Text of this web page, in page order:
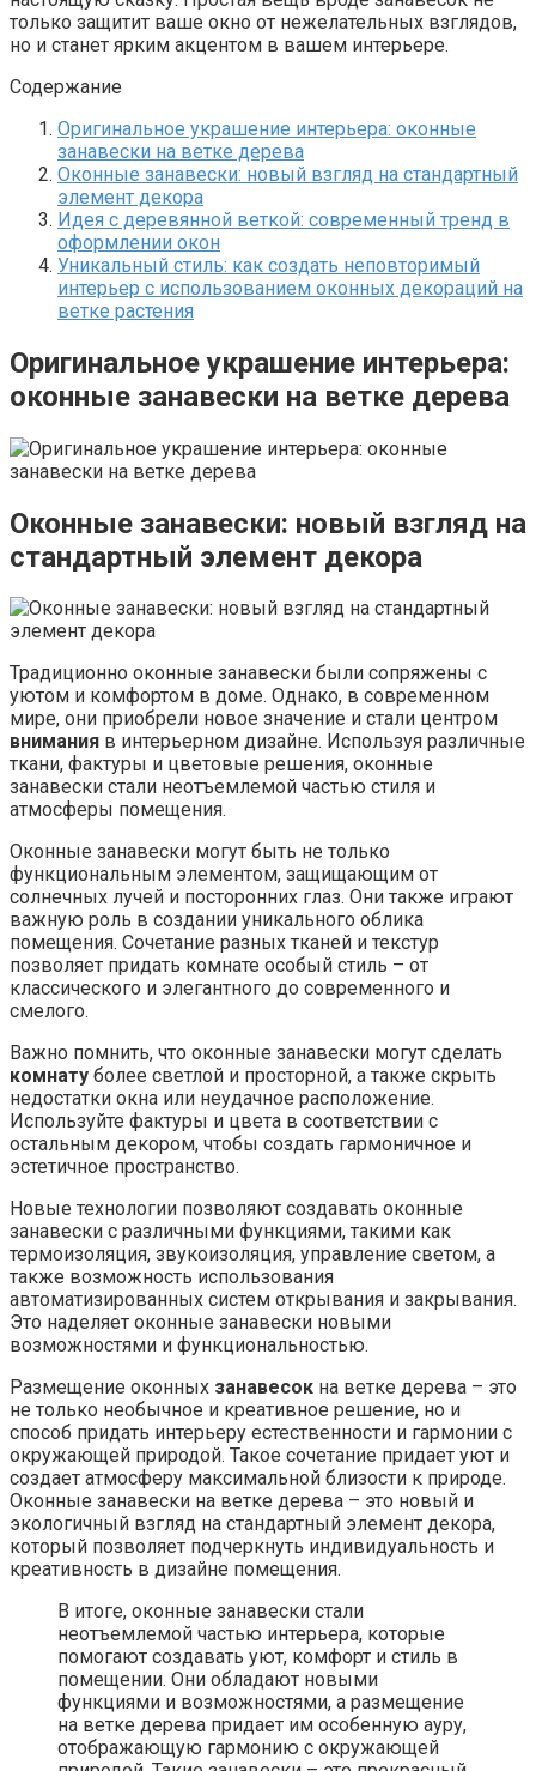
только защитит ваше окно от нежелательных взглядов,
но и станет ярким акцентом в вашем интерьере.
Содержание
Оригинальное украшение интерьера: оконные
занавески на ветке дерева
Оконные занавески: новый взгляд на стандартный
элемент декора
Идея с деревянной веткой: современный тренд в
оформлении окон
Уникальный стиль: как создать неповторимый
интерьер с использованием оконных декораций на
ветке растения
Оригинальное украшение интерьера:
оконные занавески на ветке дерева
Оконные занавески: новый взгляд на
стандартный элемент декора
Традиционно оконные занавески были сопряжены с
уютом и комфортом в доме. Однако, в современном
мире, они приобрели новое значение и стали центром
внимания в интерьерном дизайне. Используя различные
ткани, фактуры и цветовые решения, оконные
занавески стали неотъемлемой частью стиля и
атмосферы помещения.
Оконные занавески могут быть не только
функциональным элементом, защищающим от
солнечных лучей и посторонних глаз. Они также играют
важную роль в создании уникального облика
помещения. Сочетание разных тканей и текстур
позволяет придать комнате особый стиль – от
классического и элегантного до современного и
смелого.
Важно помнить, что оконные занавески могут сделать
комнату более светлой и просторной, а также скрыть
недостатки окна или неудачное расположение.
Используйте фактуры и цвета в соответствии с
остальным декором, чтобы создать гармоничное и
эстетичное пространство.
Новые технологии позволяют создавать оконные
занавески с различными функциями, такими как
термоизоляция, звукоизоляция, управление светом, а
также возможность использования
автоматизированных систем открывания и закрывания.
Это наделяет оконные занавески новыми
возможностями и функциональностью.
Размещение оконных занавесок на ветке дерева – это
не только необычное и креативное решение, но и
способ придать интерьеру естественности и гармонии с
окружающей природой. Такое сочетание придает уют и
создает атмосферу максимальной близости к природе.
Оконные занавески на ветке дерева – это новый и
экологичный взгляд на стандартный элемент декора,
который позволяет подчеркнуть индивидуальность и
креативность в дизайне помещения.
В итоге, оконные занавески стали
неотъемлемой частью интерьера, которые
помогают создавать уют, комфорт и стиль в
помещении. Они обладают новыми
функциями и возможностями, а размещение
на ветке дерева придает им особенную ауру,
отображающую гармонию с окружающей